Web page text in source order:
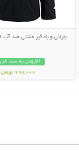
بارانی و بادگیر مشتی ضد آب COLUMBIA
افزودن به سبد
998000 تومان